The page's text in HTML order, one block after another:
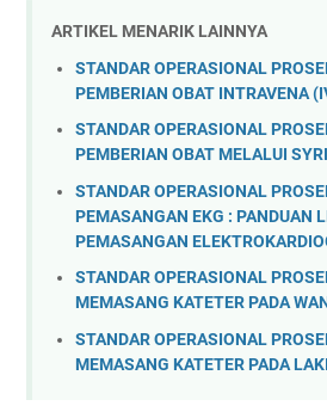
ARTIKEL MENARIK LAINNYA
STANDAR OPERASIONAL
PEMBERIAN OBAT INTRAVENA
STANDAR OPERASIONAL
PEMBERIAN OBAT MELALUI
STANDAR OPERASIONAL
PEMASANGAN EKG : PANDUAN
PEMASANGAN
STANDAR OPERASIONAL
MEMASANG KATETER PADA
STANDAR OPERASIONAL
MEMASANG KATETER PADA